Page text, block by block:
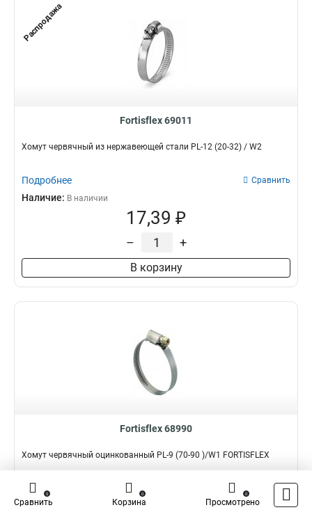
Распродажа
Fortisflex 69011
Хомут червячный из нержавеющей стали PL-12 (20-32) / W2
Подробнее Сравнить
Наличие: В наличии
17,39 ₽
– +
В корзину
Fortisflex 68990
Хомут червячный оцинкованный PL-9 (70-90 )/W1 FORTISFLEX
Подробнее Сравнить
Наличие:
Сравнить
0
Корзина
0
Просмотрено
0